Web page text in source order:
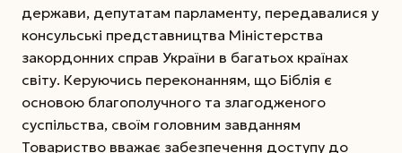
держави, депутатам парламенту, передавалися у
консульські представництва Міністерства
закордонних справ України в багатьох країнах
світу. Керуючись переконанням, що Біблія є
основою благополучного та злагодженого
суспільства, своїм головним завданням
Товариство вважає забезпечення доступу до